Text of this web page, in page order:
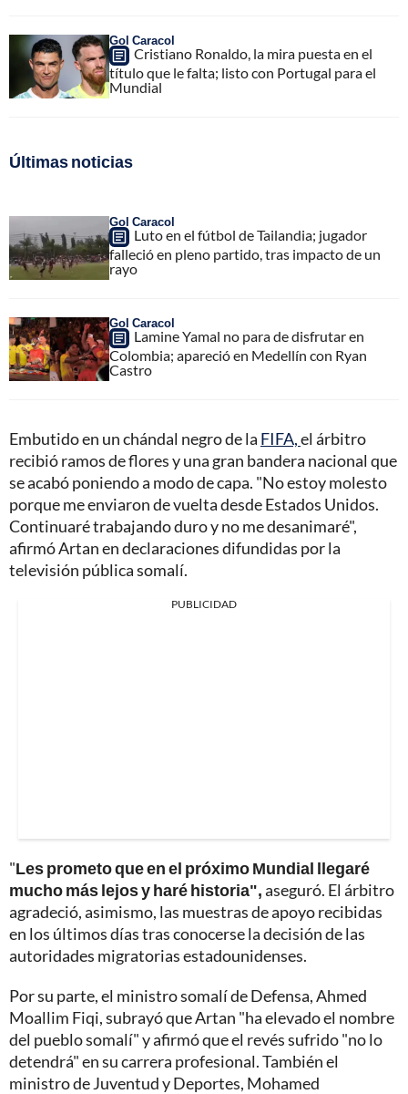
Gol Caracol
Cristiano Ronaldo, la mira puesta en el
título que le falta; listo con Portugal para el
Mundial
Últimas noticias
Gol Caracol
Luto en el fútbol de Tailandia; jugador
falleció en pleno partido, tras impacto de un
rayo
Gol Caracol
Lamine Yamal no para de disfrutar en
Colombia; apareció en Medellín con Ryan
Castro
Embutido en un chándal negro de la FIFA,el árbitro
recibió ramos de flores y una gran bandera nacional que
se acabó poniendo a modo de capa. "No estoy molesto
porque me enviaron de vuelta desde Estados Unidos.
Continuaré trabajando duro y no me desanimaré",
afirmó Artan en declaraciones difundidas por la
televisión pública somalí.
PUBLICIDAD
"Les prometo que en el próximo Mundial llegaré
mucho más lejos y haré historia",aseguró. El árbitro
agradeció, asimismo, las muestras de apoyo recibidas
en los últimos días tras conocerse la decisión de las
autoridades migratorias estadounidenses.
Por su parte, el ministro somalí de Defensa, Ahmed
Moallim Fiqi, subrayó que Artan "ha elevado el nombre
del pueblo somalí" y afirmó que el revés sufrido "no lo
detendrá" en su carrera profesional. También el
ministro de Juventud y Deportes, Mohamed